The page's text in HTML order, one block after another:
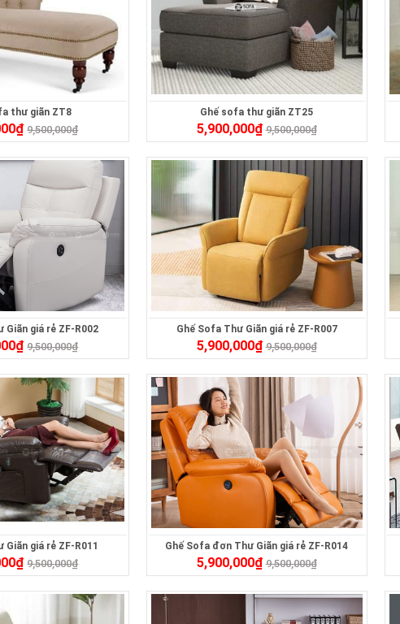
thư giãn ZT8
₫ 9,500,000₫
Ghế sofa thư giãn ZT25
5,900,000₫ 9,500,000₫
Giãn giá rẻ ZF-R002
₫ 9,500,000₫
Ghế Sofa Thư Giãn giá rẻ ZF-R007
5,900,000₫ 9,500,000₫
Giãn giá rẻ ZF-R011
₫ 9,500,000₫
Ghế Sofa đơn Thư Giãn giá rẻ ZF-R014
5,900,000₫ 9,500,000₫